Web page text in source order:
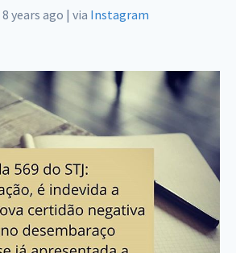
8 years ago | via Instagram